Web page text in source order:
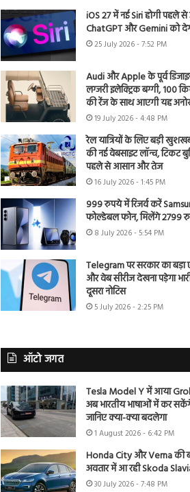
iOS 27 में नई Siri होगी पहले से
ChatGPT और Gemini को
25 July 2026 - 7:52 PM
Audi और Apple के पूर्व
लग्जरी इलेक्ट्रिक बग्गी, 100
की रेंज के साथ आएगी यह
19 July 2026 - 4:48 PM
रेल यात्रियों के लिए बड़ी
की नई वेबसाइट लॉन्च, टिकट
पहले से आसान और तेज
16 July 2026 - 1:45 PM
999 रुपये में रिजर्व करें
फोल्डेबल फोन, मिलेंगे 2799
8 July 2026 - 5:54 PM
Telegram पर सरकार का
और वेब सीरीज देखना पड़ेगा
दूसरा नोटिस
5 July 2026 - 2:25 PM
ऑटो जगत
Tesla Model Y में आया
अब भारतीय भाषाओं में कर
जानिए क्या-क्या बदलेगा
1 August 2026 - 6:42 PM
Honda City और Verna की
अवतार में आ रही Skoda
30 July 2026 - 7:48 PM